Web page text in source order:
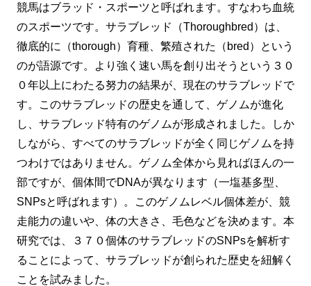
競馬はブラッド・スポーツと呼ばれます。すなわち血統
のスポーツです。サラブレッド（Thoroughbred）は、
徹底的に（thorough）育種、繁殖された（bred）という
のが語源です。より強く速い馬を創り出そうという３０
０年以上にわたる努力の結果が、現在のサラブレッドで
す。このサラブレッドの歴史を通して、ゲノムが進化
し、サラブレッド特有のゲノムが形成されました。しか
しながら、すべてのサラブレッドが全く同じゲノムを持
つわけではありません。ゲノム全体から見ればほんの一
部ですが、個体間でDNAが異なります（一塩基多型、
SNPsと呼ばれます）。このゲノムレベル個体差が、競
走能力の違いや、体の大きさ、毛色などを決めます。本
研究では、３７０個体のサラブレッドのSNPsを解析す
ることによって、サラブレッドが創られた歴史を紐解く
ことを試みました。